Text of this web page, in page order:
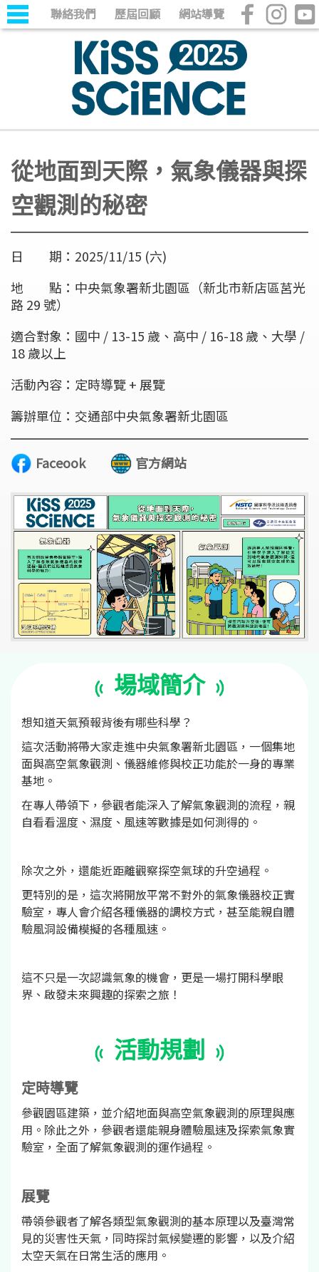
聯絡我們 歷屆回顧 網站導覽
從地面到天際，氣象儀器與探
空觀測的秘密
日 期：2025/11/15 (六)
地 點：中央氣象署新北園區（新北市新店區莒光
路 29 號）
適合對象：國中 / 13-15 歲、高中 / 16-18 歲、大學 /
18 歲以上
活動內容：定時導覽 + 展覽
籌辦單位：交通部中央氣象署新北園區
Faceook 官方網站
場域簡介
想知道天氣預報背後有哪些科學？
這次活動將帶大家走進中央氣象署新北園區，一個集地
面與高空氣象觀測、儀器維修與校正功能於一身的專業
基地。
在專人帶領下，參觀者能深入了解氣象觀測的流程，親
自看看溫度、濕度、風速等數據是如何測得的。
除次之外，還能近距離觀察探空氣球的升空過程。
更特別的是，這次將開放平常不對外的氣象儀器校正實
驗室，專人會介紹各種儀器的調校方式，甚至能親自體
驗風洞設備模擬的各種風速。
這不只是一次認識氣象的機會，更是一場打開科學眼
界、啟發未來興趣的探索之旅！
活動規劃
定時導覽
參觀園區建築，並介紹地面與高空氣象觀測的原理與應
用。除此之外，參觀者還能親身體驗風速及探索氣象實
驗室，全面了解氣象觀測的運作過程。
展覽
帶領參觀者了解各類型氣象觀測的基本原理以及臺灣常
見的災害性天氣，同時探討氣候變遷的影響，以及介紹
太空天氣在日常生活的應用。